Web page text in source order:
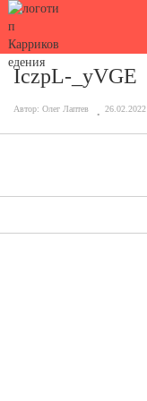
IczpL-_yVGE
Автор: Олег Лаптев 26.02.2022